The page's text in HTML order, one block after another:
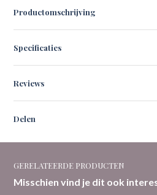
Productomschrijving
Specificaties
Reviews
Delen
GERELATEERDE PRODUCTEN
Misschien vind je dit ook